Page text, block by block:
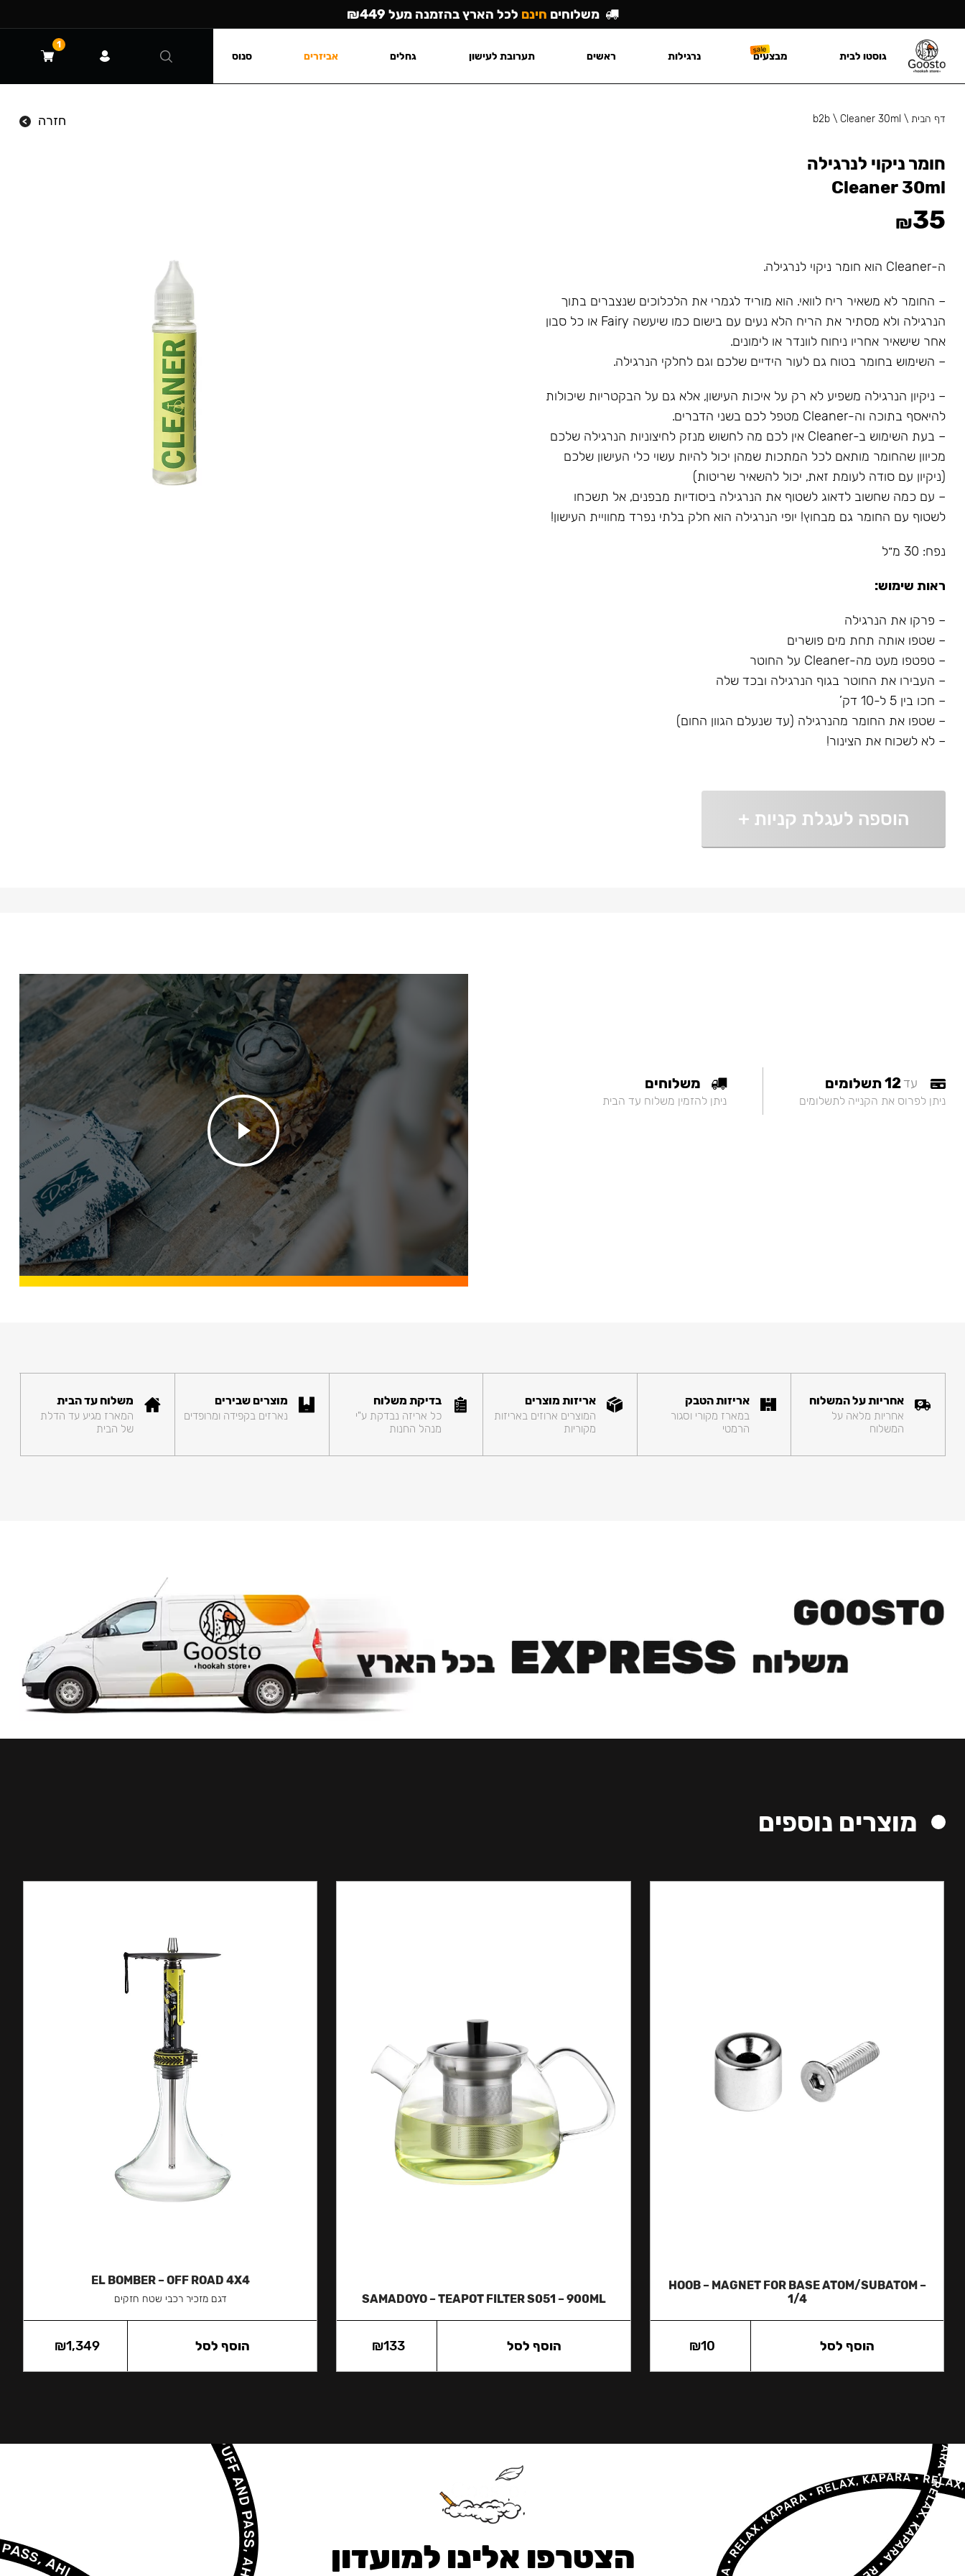
דף הבית\
b2b \Cleaner 30ml חזרה
חומר ניקוי לנרגילה
Cleaner 30ml
₪35
ה-Cleaner הוא חומר ניקוי לנרגילה.
– החומר לא משאיר ריח לוואי. הוא מוריד לגמרי את הלכלוכים שנצברים בתוך
הנרגילה ולא מסתיר את הריח הלא נעים עם בישום כמו שיעשה Fairy או כל סבון
אחר שישאיר אחריו ניחוח לוונדר או לימונים.
– השימוש בחומר בטוח גם לעור הידיים שלכם וגם לחלקי הנרגילה.
– ניקיון הנרגילה משפיע לא רק על איכות העישון, אלא גם על הבקטריות שיכולות
להיאסף בתוכה וה-Cleaner מטפל לכם בשני הדברים.
– בעת השימוש ב-Cleaner אין לכם מה לחשוש מנזק לחיצוניות הנרגילה שלכם
מכיוון שהחומר מותאם לכל המתכות שמהן יכול להיות עשוי כלי העישון שלכם
(ניקיון עם סודה לעומת זאת, יכול להשאיר שריטות)
– עם כמה שחשוב לדאוג לשטוף את הנרגילה ביסודיות מבפנים, אל תשכחו
לשטוף עם החומר גם מבחוץ! יופי הנרגילה הוא חלק בלתי נפרד מחוויית העישון!
נפח: 30 מ״ל
ראות שימוש:
– פרקו את הנרגילה
– שטפו אותה תחת מים פושרים
– טפטפו מעט מה-Cleaner על החוטר
– העבירו את החוטר בגוף הנרגילה ובכד שלה
– חכו בין 5 ל-10 דק’
– שטפו את החומר מהנרגילה (עד שנעלם הגוון החום)
– לא לשכוח את הצינור!
הוספה לעגלת קניות +
עד12 תשלומים
ניתן לפרוס את הקנייה לתשלומים
משלוחים
ניתן להזמין משלוח עד הבית
אחריות על המשלוח
אחריות מלאה על
המשלוח
אריזות הטבק
במארז מקורי וסגור
הרמטי
אריזות מוצרים
המוצרים ארוזים באריזות
מקוריות
בדיקת משלוח
כל אריזה נבדקת ע"י
מנהל החנות
מוצרים שבירים
נארזים בקפידה ומרופדים
משלוח עד הבית
המארז מגיע עד הדלת
של הבית
מוצרים נוספים
HOOB – MAGNET FOR BASE ATOM/SUBATOM –
1/4
₪10 הוסף לסל
SAMADOYO – TEAPOT FILTER S051 – 900ML
₪133 הוסף לסל
EL BOMBER – OFF ROAD 4X4
דגם מזכיר רכבי שטח חזקים
₪1,349 הוסף לסל
הצטרפו אלינו למועדון
משלוחים חינם לכל הארץ בהזמנה מעל ₪449
גוסטו לבית מבצעים נרגילות ראשים תערובת לעישון גחלים אביזרים סנוס
1